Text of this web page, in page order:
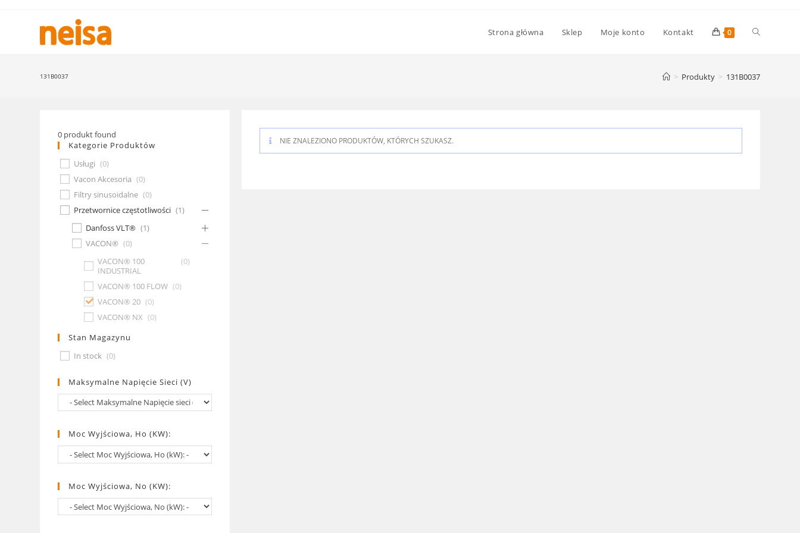
Strona główna Sklep Moje konto Kontakt 0 Toggle
website
131B0037 > Produkty > 131B0037
NIE ZNALEZIONO PRODUKTÓW, KTÓRYCH SZUKASZ.
0 produkt found
Kategorie Produktów
Usługi (0)
Vacon Akcesoria (0)
Filtry sinusoidalne (0)
Przetwornice częstotliwości (1)
Danfoss VLT® (1)
VACON® (0)
VACON® 100
INDUSTRIAL
(0)
VACON® 100 FLOW (0)
VACON® 20 (0)
VACON® NX (0)
Stan Magazynu
In stock (0)
Maksymalne Napięcie Sieci (V)
Moc Wyjściowa, Ho (kW):
Moc Wyjściowa, No (kW):